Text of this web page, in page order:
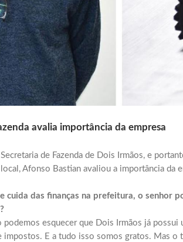
avalia importância da empresa
de Fazenda de Dois Irmãos, e
Afonso Bastian avaliou a importância da
cuida das finanças na prefeitura, o senhor
podemos esquecer que Dois Irmãos já possui
impostos. E a tudo isso somos gratos. Mas o